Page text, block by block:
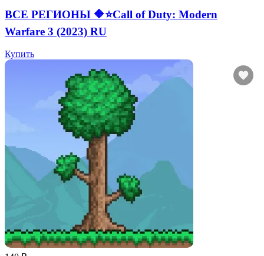
ВСЕ РЕГИОНЫ 🔶⭐Call of Duty: Modern
Warfare 3 (2023) RU
Купить